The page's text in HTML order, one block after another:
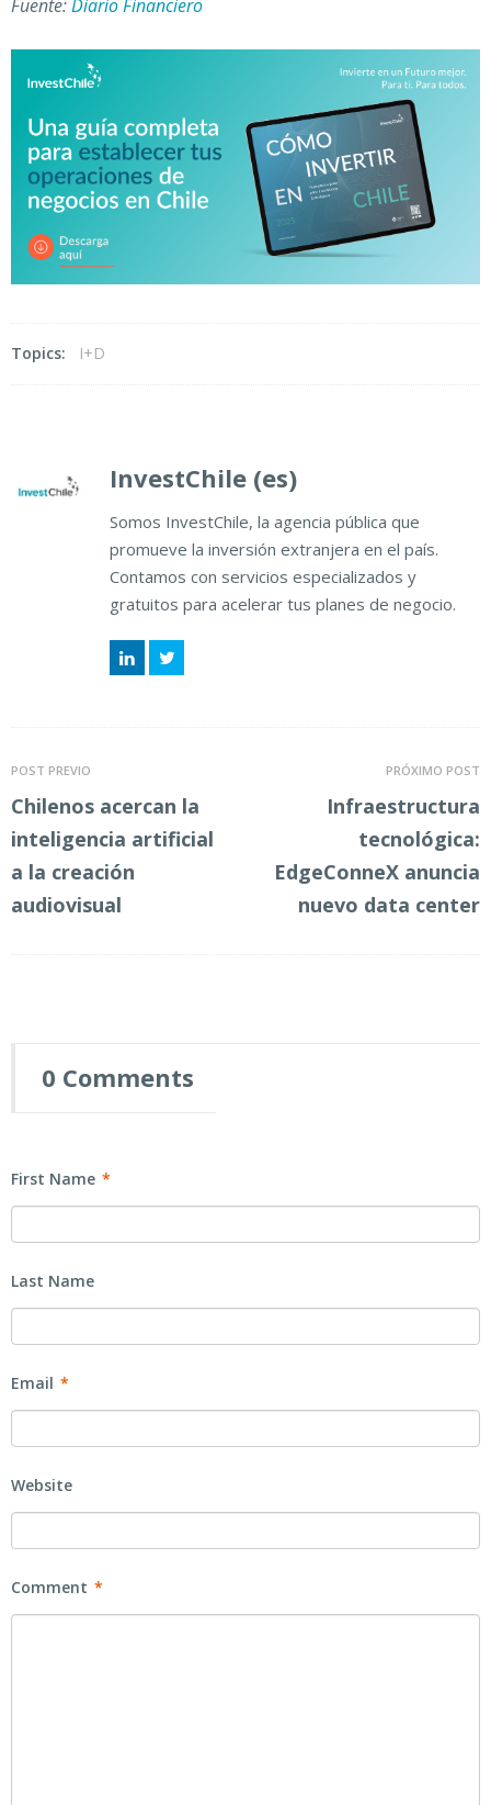
Fuente:Diario Financiero
Topics: I+D
InvestChile (es)
Somos InvestChile, la agencia pública que
promueve la inversión extranjera en el país.
Contamos con servicios especializados y
gratuitos para acelerar tus planes de negocio.
POST PREVIO
Chilenos acercan la
inteligencia artificial
a la creación
audiovisual
PRÓXIMO POST
Infraestructura
tecnológica:
EdgeConneX anuncia
nuevo data center
0 Comments
First Name *
Last Name
Email *
Website
Comment *